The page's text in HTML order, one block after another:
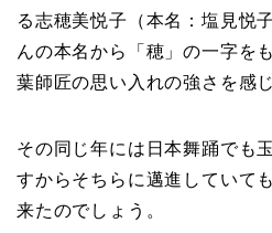
る志穂美悦子（本名：塩見悦
んの本名から「穂」の一字を
葉師匠の思い入れの強さを感じ
その同じ年には日本舞踊でも
すからそちらに邁進していて
来たのでしょう。